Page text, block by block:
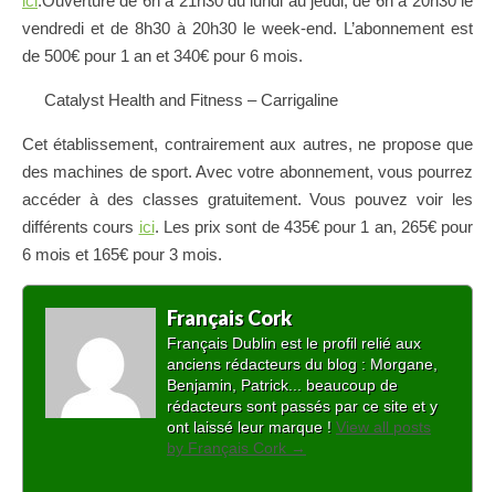
vendredi et de 8h30 à 20h30 le week-end. L’abonnement est
de 500€ pour 1 an et 340€ pour 6 mois.
Catalyst Health and Fitness – Carrigaline
Cet établissement, contrairement aux autres, ne propose que
des machines de sport. Avec votre abonnement, vous pourrez
accéder à des classes gratuitement. Vous pouvez voir les
différents cours ici. Les prix sont de 435€ pour 1 an, 265€ pour
6 mois et 165€ pour 3 mois.
Français Cork
Français Dublin est le profil relié aux
anciens rédacteurs du blog : Morgane,
Benjamin, Patrick... beaucoup de
rédacteurs sont passés par ce site et y
ont laissé leur marque ! View all posts
by Français Cork →